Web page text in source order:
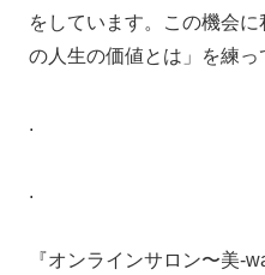
をしています。この機会
の人生の価値とは」を練っ
.
.
『オンラインサロン〜美-